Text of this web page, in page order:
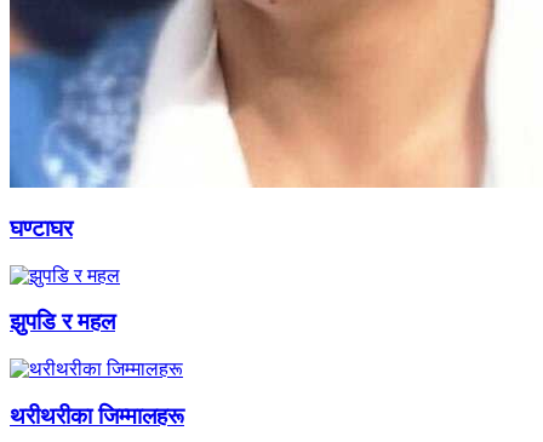
घण्टाघर
झुपडि र महल
थरीथरीका जिम्मालहरू